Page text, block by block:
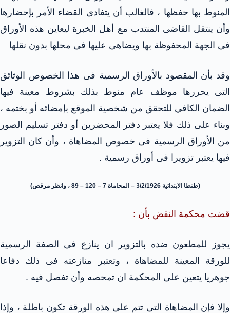
المنوط بها حفظها ، فالغالب أن يتفادى القضاء الأمر بإحضارها
وأن ينتقل القاضى المنتدب مع أهل الخبرة ليعاين هذه الأوراق
فى الجهة المحفوظة بها ويضاهى عليها فى محلها بدون نقلها
وقد بأن المقصود بالأوراق الرسمية فى هذا الخصوص الوثائق
التى يحررها موظف عام منوط بذلك بشروط معينة فيها
الضمان الكافي للتحقق من شخصية الموقع بإمضائه أو بختمه ،
وبناء على ذلك فلا يعتبر دفتر المحضرين أو دفتر تسليم الصور
من الأوراق الرسمية فى خصوص المضاهاة ، وأن كان التزوير
فيها يعتبر تزويرا فى أوراق رسمية .
(طنطا الابتدائية 3/2/1926 – المحاماة 7 – 120 – 89 ، وانظر مرقص)
قضت محكمة النقض بأن :
يجوز للمطعون ضده بالتزوير ان ينازع فى الصفة الرسمية
للورقة المعينة للمضاهاة ، وتعتبر منازعته فى ذلك دفاعا
جوهريا يتعين على المحكمة ان تمحصه وأن تفصل فيه .
وإلا فإن المضاهاة التى تتم على هذه الورقة تكون باطلة ، وإذا